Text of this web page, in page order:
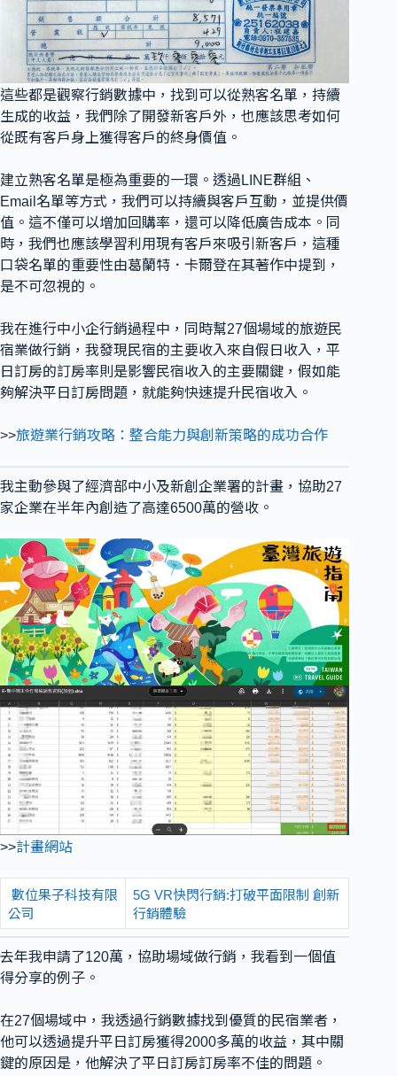
這些都是觀察行銷數據中，找到可以從熟客名單，持續
生成的收益，我們除了開發新客戶外，也應該思考如何
從既有客戶身上獲得客戶的終身價值。
建立熟客名單是極為重要的一環。透過LINE群組、
Email名單等方式，我們可以持續與客戶互動，並提供價
值。這不僅可以增加回購率，還可以降低廣告成本。同
時，我們也應該學習利用現有客戶來吸引新客戶，這種
口袋名單的重要性由葛蘭特．卡爾登在其著作中提到，
是不可忽視的。
我在進行中小企行銷過程中，同時幫27個場域的旅遊民
宿業做行銷，我發現民宿的主要收入來自假日收入，平
日訂房的訂房率則是影響民宿收入的主要關鍵，假如能
夠解決平日訂房問題，就能夠快速提升民宿收入。
>>旅遊業行銷攻略：整合能力與創新策略的成功合作
我主動參與了經濟部中小及新創企業署的計畫，協助27
家企業在半年內創造了高達6500萬的營收。
>>計畫網站
數位果子科技有限
公司
5G VR快閃行銷:打破平面限制 創新
行銷體驗
去年我申請了120萬，協助場域做行銷，我看到一個值
得分享的例子。
在27個場域中，我透過行銷數據找到優質的民宿業者，
他可以透過提升平日訂房獲得2000多萬的收益，其中關
鍵的原因是，他解決了平日訂房訂房率不佳的問題。